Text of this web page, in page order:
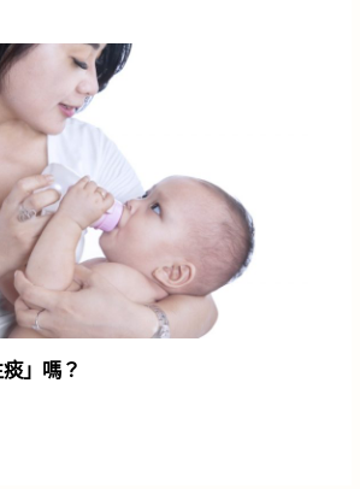
」嗎？